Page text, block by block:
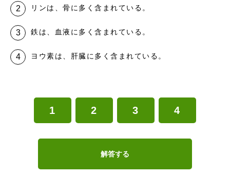
リンは、骨に多く含まれている。
鉄は、血液に多く含まれている。
ヨウ素は、肝臓に多く含まれている。
1 2 3 4
解答する